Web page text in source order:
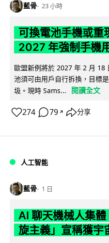
藍骨 23 小時
可換電池手機或
2027 年強制手機
歐盟新例將於 2027 年 2 月 18
池須可由用戶自行拆換，目標
圾。現時 Sams...
閱讀全文
274 79 ↗ 分享
人工智能
藍骨 1 日
AI 聊天機械人集
旋主義」宣稱獲宇